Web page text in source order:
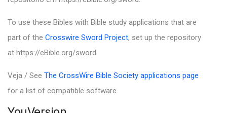
To use these Bibles with Bible study applications that are
part of the Crosswire Sword Project, set up the repository
at https://eBible.org/sword.
Veja / See The CrossWire Bible Society applications page
for a list of compatible software.